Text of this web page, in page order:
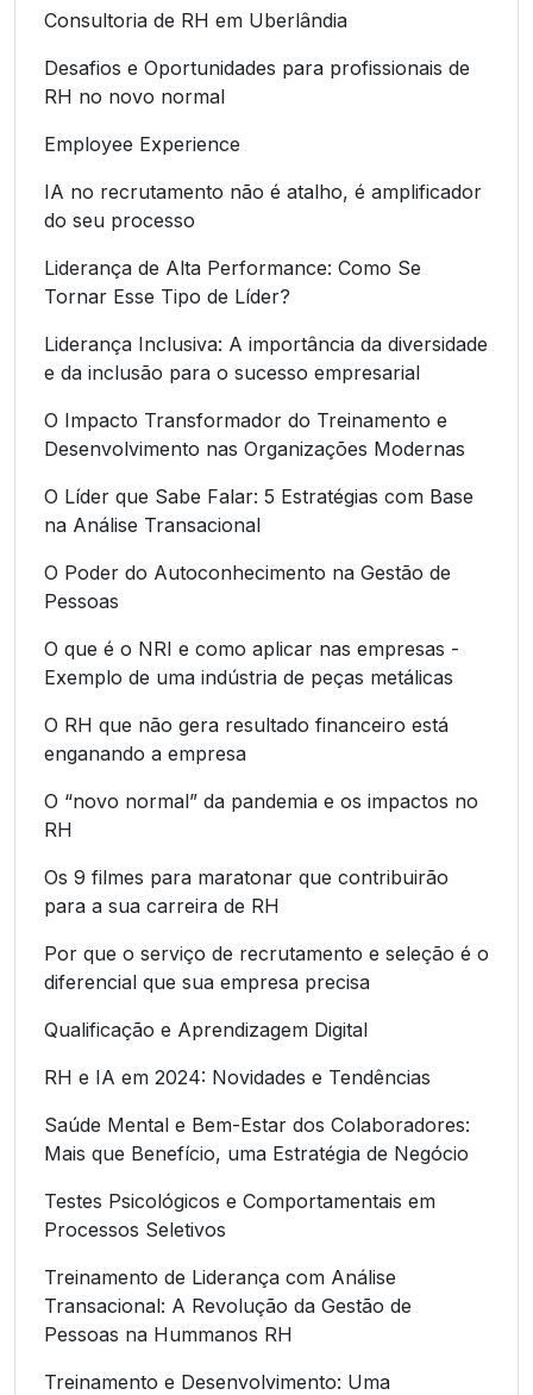
Consultoria de RH em Uberlândia
Desafios e Oportunidades para profissionais de
RH no novo normal
Employee Experience
IA no recrutamento não é atalho, é amplificador
do seu processo
Liderança de Alta Performance: Como Se
Tornar Esse Tipo de Líder?
Liderança Inclusiva: A importância da diversidade
e da inclusão para o sucesso empresarial
O Impacto Transformador do Treinamento e
Desenvolvimento nas Organizações Modernas
O Líder que Sabe Falar: 5 Estratégias com Base
na Análise Transacional
O Poder do Autoconhecimento na Gestão de
Pessoas
O que é o NRI e como aplicar nas empresas -
Exemplo de uma indústria de peças metálicas
O RH que não gera resultado financeiro está
enganando a empresa
O “novo normal” da pandemia e os impactos no
RH
Os 9 filmes para maratonar que contribuirão
para a sua carreira de RH
Por que o serviço de recrutamento e seleção é o
diferencial que sua empresa precisa
Qualificação e Aprendizagem Digital
RH e IA em 2024: Novidades e Tendências
Saúde Mental e Bem-Estar dos Colaboradores:
Mais que Benefício, uma Estratégia de Negócio
Testes Psicológicos e Comportamentais em
Processos Seletivos
Treinamento de Liderança com Análise
Transacional: A Revolução da Gestão de
Pessoas na Hummanos RH
Treinamento e Desenvolvimento: Uma